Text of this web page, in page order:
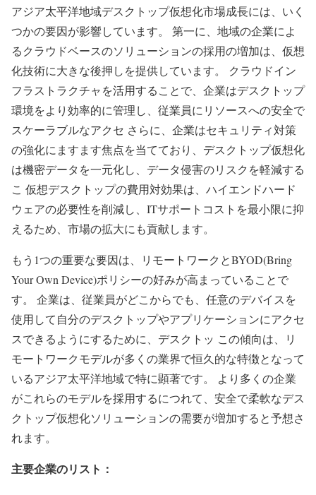
アジア太平洋地域デスクトップ仮想化市場成長には、いく
つかの要因が影響しています。 第一に、地域の企業によ
るクラウドベースのソリューションの採用の増加は、仮想
化技術に大きな後押しを提供しています。 クラウドイン
フラストラクチャを活用することで、企業はデスクトップ
環境をより効率的に管理し、従業員にリソースへの安全で
スケーラブルなアクセ さらに、企業はセキュリティ対策
の強化にますます焦点を当てており、デスクトップ仮想化
は機密データを一元化し、データ侵害のリスクを軽減する
こ 仮想デスクトップの費用対効果は、ハイエンドハード
ウェアの必要性を削減し、ITサポートコストを最小限に抑
えるため、市場の拡大にも貢献します。
もう1つの重要な要因は、リモートワークとBYOD(Bring
Your Own Device)ポリシーの好みが高まっていることで
す。 企業は、従業員がどこからでも、任意のデバイスを
使用して自分のデスクトップやアプリケーションにアクセ
スできるようにするために、デスクトッ この傾向は、リ
モートワークモデルが多くの業界で恒久的な特徴となって
いるアジア太平洋地域で特に顕著です。 より多くの企業
がこれらのモデルを採用するにつれて、安全で柔軟なデス
クトップ仮想化ソリューションの需要が増加すると予想さ
れます。
主要企業のリスト：